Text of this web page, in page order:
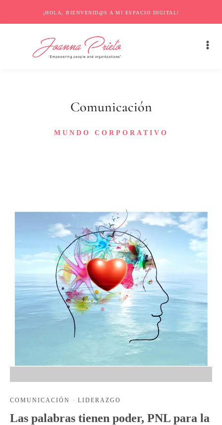
¡HOLA, BIENVENID@S A MI ESPACIO DIGITAL!
Comunicación
MUNDO CORPORATIVO
COMUNICACIÓN · LIDERAZGO
Las palabras tienen poder, PNL para la